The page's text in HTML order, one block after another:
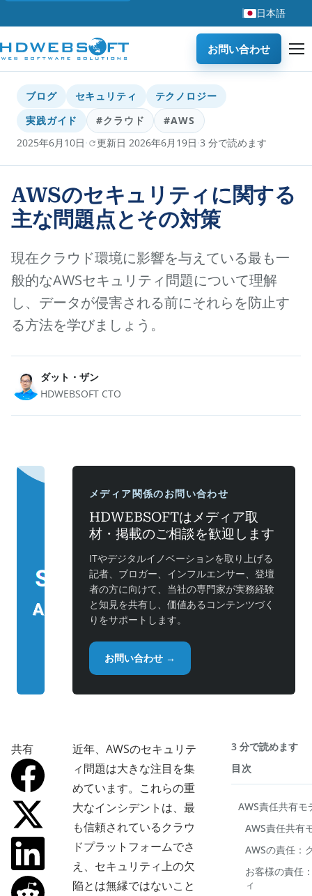
日本語
お問い合わせ
ブログ セキュリティ
テクノロジー
実践ガイド
#クラウド
#AWS
2025年6月10日· 更新日 2026年6月19日·3 分で読めます
AWSのセキュリティに関する
主な問題点とその対策
現在クラウド環境に影響を与えている最も一
般的なAWSセキュリティ問題について理解
し、データが侵害される前にそれらを防止す
る方法を学びましょう。
ダット・ザン
HDWEBSOFT CTO
メディア関係のお問い合わせ
HDWEBSOFTはメディア取
材・掲載のご相談を歓迎します
ITやデジタルイノベーションを取り上げる
記者、ブロガー、インフルエンサー、登壇
者の方に向けて、当社の専門家が実務経験
と知見を共有し、価値あるコンテンツづく
りをサポートします。
お問い合わせ →
共有
近年、AWSのセキュリテ
ィ問題は大きな注目を集
めています。これらの重
大なインシデントは、最
も信頼されているクラウ
ドプラットフォームでさ
え、セキュリティ上の欠
陥とは無縁ではないこと
3 分で読めます
目次
AWS責任共有モ
AWS責任共有
AWSの責任：
お客様の責任
ィ